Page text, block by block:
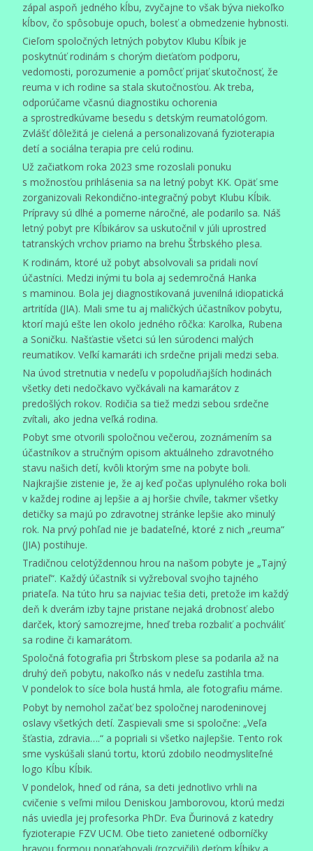
zápal aspoň jedného kĺbu, zvyčajne to však býva niekoľko
kĺbov, čo spôsobuje opuch, bolesť a obmedzenie hybnosti.
Cieľom spoločných letných pobytov Klubu Kĺbik je
poskytnúť rodinám s chorým dieťaťom podporu,
vedomosti, porozumenie a pomôcť prijať skutočnosť, že
reuma v ich rodine sa stala skutočnosťou. Ak treba,
odporúčame včasnú diagnostiku ochorenia
a sprostredkúvame besedu s detským reumatológom.
Zvlášť dôležitá je cielená a personalizovaná fyzioterapia
detí a sociálna terapia pre celú rodinu.
Už začiatkom roka 2023 sme rozoslali ponuku
s možnosťou prihlásenia sa na letný pobyt KK. Opäť sme
zorganizovali Rekondično-integračný pobyt Klubu Kĺbik.
Prípravy sú dlhé a pomerne náročné, ale podarilo sa. Náš
letný pobyt pre Kĺbikárov sa uskutočnil v júli uprostred
tatranských vrchov priamo na brehu Štrbského plesa.
K rodinám, ktoré už pobyt absolvovali sa pridali noví
účastníci. Medzi inými tu bola aj sedemročná Hanka
s maminou. Bola jej diagnostikovaná juvenilná idiopatická
artritída (JIA). Mali sme tu aj maličkých účastníkov pobytu,
ktorí majú ešte len okolo jedného rôčka: Karolka, Rubena
a Soničku. Našťastie všetci sú len súrodenci malých
reumatikov. Veľkí kamaráti ich srdečne prijali medzi seba.
Na úvod stretnutia v nedeľu v popoludňajších hodinách
všetky deti nedočkavo vyčkávali na kamarátov z
predošlých rokov. Rodičia sa tiež medzi sebou srdečne
zvítali, ako jedna veľká rodina.
Pobyt sme otvorili spoločnou večerou, zoznámením sa
účastníkov a stručným opisom aktuálneho zdravotného
stavu našich detí, kvôli ktorým sme na pobyte boli.
Najkrajšie zistenie je, že aj keď počas uplynulého roka boli
v každej rodine aj lepšie a aj horšie chvíle, takmer všetky
detičky sa majú po zdravotnej stránke lepšie ako minulý
rok. Na prvý pohľad nie je badateľné, ktoré z nich „reuma“
(JIA) postihuje.
Tradičnou celotýždennou hrou na našom pobyte je „Tajný
priateľ“. Každý účastník si vyžreboval svojho tajného
priateľa. Na túto hru sa najviac tešia deti, pretože im každý
deň k dverám izby tajne pristane nejaká drobnosť alebo
darček, ktorý samozrejme, hneď treba rozbaliť a pochváliť
sa rodine či kamarátom.
Spoločná fotografia pri Štrbskom plese sa podarila až na
druhý deň pobytu, nakoľko nás v nedeľu zastihla tma.
V pondelok to síce bola hustá hmla, ale fotografiu máme.
Pobyt by nemohol začať bez spoločnej narodeninovej
oslavy všetkých detí. Zaspievali sme si spoločne: „Veľa
šťastia, zdravia….“ a popriali si všetko najlepšie. Tento rok
sme vyskúšali slanú tortu, ktorú zdobilo neodmysliteľné
logo Kĺbu Kĺbik.
V pondelok, hneď od rána, sa deti jednotlivo vrhli na
cvičenie s veľmi milou Deniskou Jamborovou, ktorú medzi
nás uviedla jej profesorka PhDr. Eva Ďurinová z katedry
fyzioterapie FZV UCM. Obe tieto zanietené odborníčky